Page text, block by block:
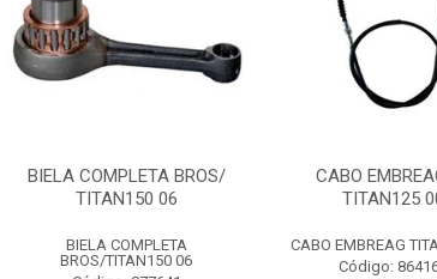
BIELA COMPLETA BROS/
TITAN150 06
BIELA COMPLETA
BROS/TITAN150 06
CABO
TITAN125
CABO EMBREAG
Código: